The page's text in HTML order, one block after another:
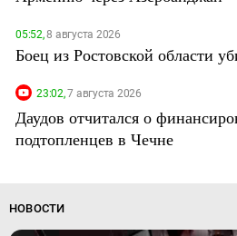
05:52,8 августа 2026
Боец из Ростовской области
23:02,7 августа 2026
Даудов отчитался о
подтопленцев в Чечне
НОВОСТИ